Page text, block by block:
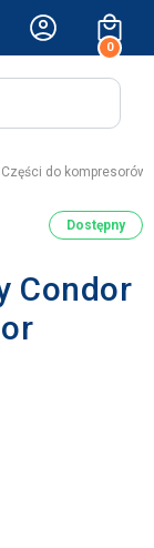
0
Części do kompresorów
Dostępny
Condor